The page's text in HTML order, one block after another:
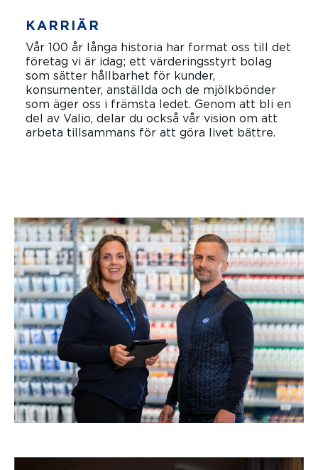
KARRIÄR
Vår 100 år långa historia har format oss till det
företag vi är idag; ett värderingsstyrt bolag
som sätter hållbarhet för kunder,
konsumenter, anställda och de mjölkbönder
som äger oss i främsta ledet. Genom att bli en
del av Valio, delar du också vår vision om att
arbeta tillsammans för att göra livet bättre.